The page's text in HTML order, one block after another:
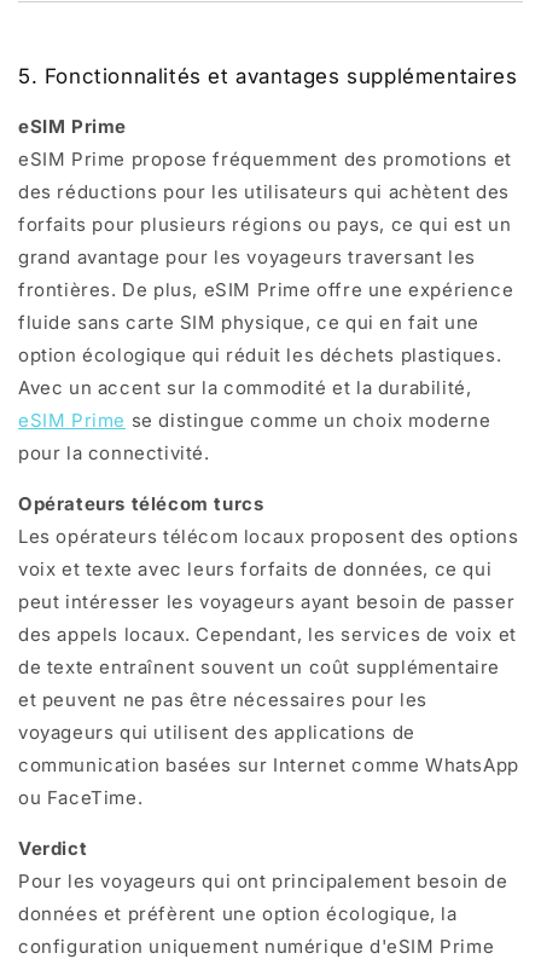
5. Fonctionnalités et avantages supplémentaires
eSIM Prime
eSIM Prime propose fréquemment des promotions et
des réductions pour les utilisateurs qui achètent des
forfaits pour plusieurs régions ou pays, ce qui est un
grand avantage pour les voyageurs traversant les
frontières. De plus, eSIM Prime offre une expérience
fluide sans carte SIM physique, ce qui en fait une
option écologique qui réduit les déchets plastiques.
Avec un accent sur la commodité et la durabilité,
eSIM Prime se distingue comme un choix moderne
pour la connectivité.
Opérateurs télécom turcs
Les opérateurs télécom locaux proposent des options
voix et texte avec leurs forfaits de données, ce qui
peut intéresser les voyageurs ayant besoin de passer
des appels locaux. Cependant, les services de voix et
de texte entraînent souvent un coût supplémentaire
et peuvent ne pas être nécessaires pour les
voyageurs qui utilisent des applications de
communication basées sur Internet comme WhatsApp
ou FaceTime.
Verdict
Pour les voyageurs qui ont principalement besoin de
données et préfèrent une option écologique, la
configuration uniquement numérique d'eSIM Prime